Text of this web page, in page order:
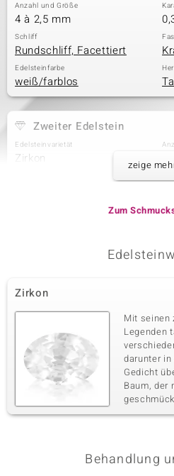
Anzahl und Größe
4 à 2,5 mm
Schliff
Rundschliff, Facettiert
Edelsteinfarbe
weiß/farblos
Zweiter Edelstein
Edelsteinvarietät
Zirkon
Zirkon
Karatgewicht Summe
Fassung
Krappenfassung
Vierter Edelstein
Karatgewicht Summe
zeige
Zum
Zirkon
Mit seinen
Legenden
darunter in
Gedicht
Baum, der
Behandlung